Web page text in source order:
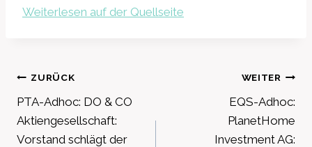
Weiterlesen auf der Quellseite
Beitragsnavigation
ZURÜCK
PTA-Adhoc: DO & CO
Aktiengesellschaft:
Vorstand schlägt der
WEITER
EQS-Adhoc:
PlanetHome
Investment AG: